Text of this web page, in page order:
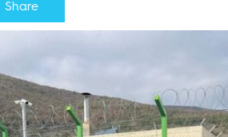
Share